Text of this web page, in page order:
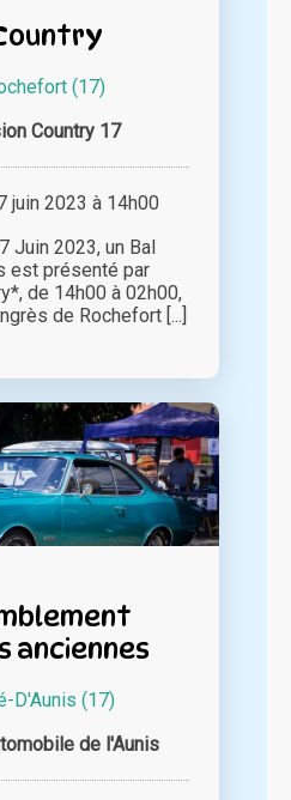
(17)
Country 17
2023 à 14h00
Juin 2023, un Bal
est présenté par
de 14h00 à 02h00,
de Rochefort [...]
anciennes
D'Aunis (17)
de l'Aunis